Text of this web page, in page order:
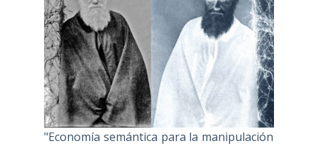
"Economía semántica para la manipulación